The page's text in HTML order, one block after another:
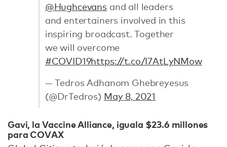
@Hughcevans and all leaders
and entertainers involved in this
inspiring broadcast. Together
we will overcome
#COVID19https://t.co/I7AtLyNMow
— Tedros Adhanom Ghebreyesus
(@DrTedros) May 8, 2021
Gavi, la Vaccine Alliance, iguala $23.6 millones
para COVAX